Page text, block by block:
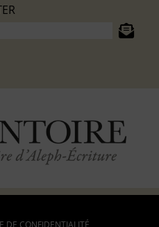
DE CONFIDENTIALITÉ